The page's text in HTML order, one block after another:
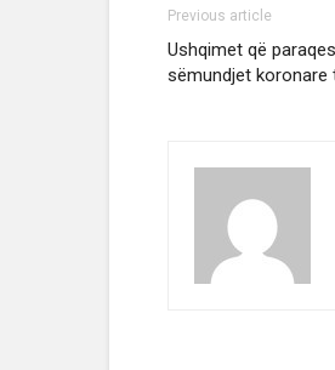
Previous article
Ushqimet që
sëmundjet koronare